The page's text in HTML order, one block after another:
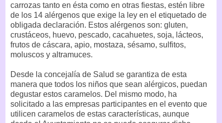
carrozas tanto en ésta como en otras fiestas, estén libre
de los 14 alérgenos que exige la ley en el etiquetado de
obligada declaración. Estos alérgenos son: gluten,
crustáceos, huevo, pescado, cacahuetes, soja, lácteos,
frutos de cáscara, apio, mostaza, sésamo, sulfitos,
moluscos y altramuces.
Desde la concejalía de Salud se garantiza de esta
manera que todos los niños que sean alérgicos, puedan
degustar estos caramelos. Del mismo modo, ha
solicitado a las empresas participantes en el evento que
utilicen caramelos de estas características, aunque